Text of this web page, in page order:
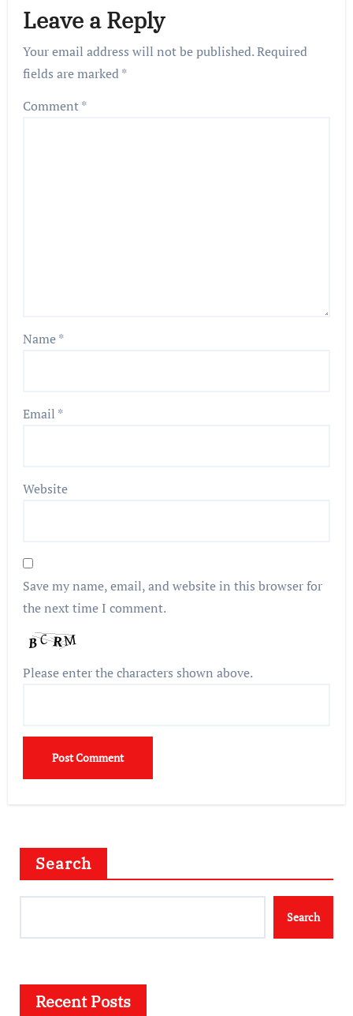
Leave a Reply
Your email address will not be published.Required
fields are marked*
Comment*
Name*
Email *
Website
Save my name, email, and website in this browser for
the next time I comment.
Please enter the characters shown above.
Search
Search
Recent Posts